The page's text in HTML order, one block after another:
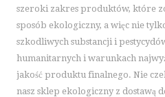
OGRÓD,
ART.
INNE
szeroki zakres produktów, które
sposób ekologiczny, a więc nie
szkodliwych substancji i
humanitarnych i warunkach
jakość produktu finalnego. Nie
nasz sklep ekologiczny z dostawą